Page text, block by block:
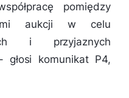
pomiędzy
aukcji w celu
i przyjaznych
głosi komunikat P4,